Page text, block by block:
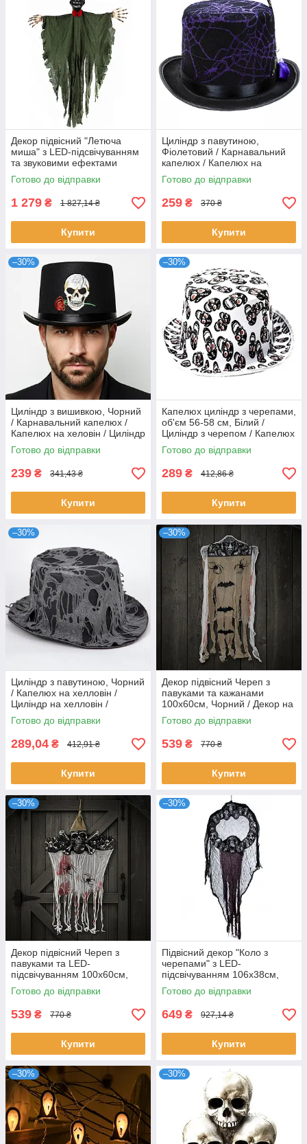
Декор підвісний "Летюча
миша" з LED-підсвічуванням
та звуковими ефектами
120х90см, Зелений / Декор
на Хелловін
Готово до відправки
1 279 ₴ 1 827,14 ₴
Купити
Циліндр з павутиною,
Фіолетовий / Карнавальний
капелюх / Капелюх на
хелловін
Готово до відправки
259 ₴ 370 ₴
Купити
–30%
Циліндр з вишивкою, Чорний
/ Карнавальний капелюх /
Капелюх на хеловін / Циліндр
на хеловін / Циліндр з
черепом
Готово до відправки
239 ₴ 341,43 ₴
Купити
–30%
Капелюх циліндр з черепами,
об'єм 56-58 см, Білий /
Циліндр з черепом / Капелюх
для хеллоуїна /
Карнавальний капелюх
Готово до відправки
289 ₴ 412,86 ₴
Купити
–30%
Циліндр з павутиною, Чорний
/ Капелюх на хелловін /
Циліндр на хелловін /
Капелюх з павутиною /
Карнавальний капелюх
Готово до відправки
289,04 ₴ 412,91 ₴
Купити
–30%
Декор підвісний Череп з
павуками та кажанами
100х60см, Чорний / Декор на
Хелловін з LED-
підсвічуванням
Готово до відправки
539 ₴ 770 ₴
Купити
–30%
Декор підвісний Череп з
павуками та LED-
підсвічуванням 100х60см,
Чорний / Декор на Хелловін
Готово до відправки
539 ₴ 770 ₴
Купити
–30%
Підвісний декор "Коло з
черепами" з LED-
підсвічуванням 106х38см,
Чорний / Декор на Хелловін з
миготливими очима
Готово до відправки
649 ₴ 927,14 ₴
Купити
–30% –30%